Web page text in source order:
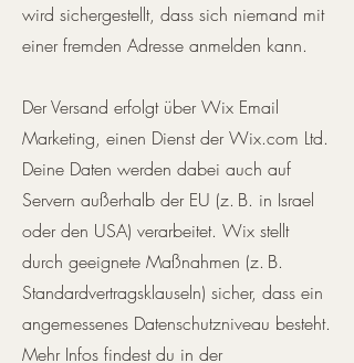
wird sichergestellt, dass sich niemand mit
einer fremden Adresse anmelden kann.
Der Versand erfolgt über Wix Email
Marketing, einen Dienst der Wix.com Ltd.
Deine Daten werden dabei auch auf
Servern außerhalb der EU (z. B. in Israel
oder den USA) verarbeitet. Wix stellt
durch geeignete Maßnahmen (z. B.
Standardvertragsklauseln) sicher, dass ein
angemessenes Datenschutzniveau besteht.
Mehr Infos findest du in der